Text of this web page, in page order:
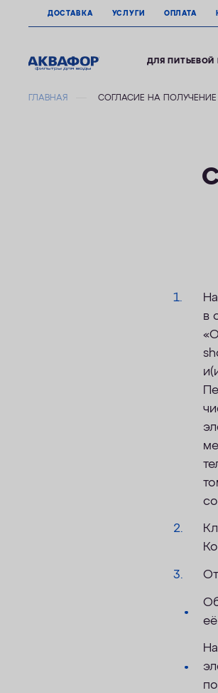
ДОСТАВКА УСЛУГИ ОПЛАТА
ДЛЯ ПИТЬЕВОЙ
ГЛАВНАЯ СОГЛАСИЕ НА
в